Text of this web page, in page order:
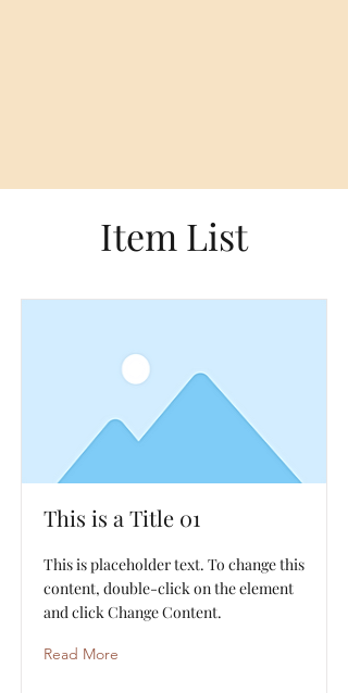
Item List
This is a Title 01
This is placeholder text. To change this
content, double-click on the element
and click Change Content.
Read More